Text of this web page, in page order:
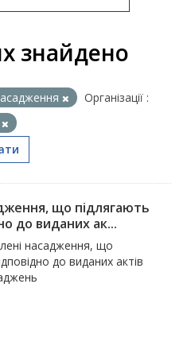
знайдено
Організації :
що підлягають
до виданих ак...
насадження, що
до виданих актів